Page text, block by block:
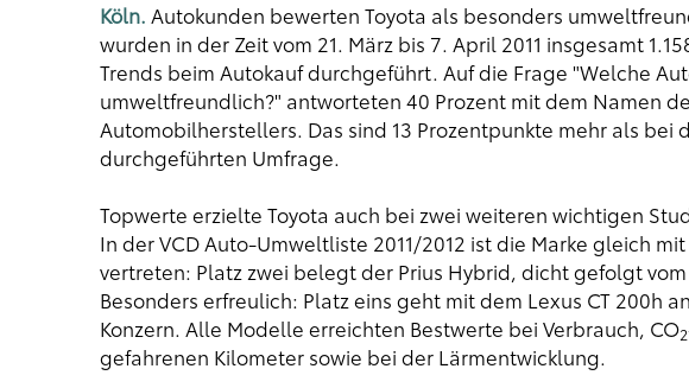
Köln. Autokunden bewerten Toyota als besonders
wurden in der Zeit vom 21. März bis 7. April 2011 insgesamt
Trends beim Autokauf durchgeführt. Auf die Frage "Welche
umweltfreundlich?" antworteten 40 Prozent mit dem Namen
Automobilherstellers. Das sind 13 Prozentpunkte mehr als bei
durchgeführten Umfrage.
Topwerte erzielte Toyota auch bei zwei weiteren wichtigen
In derVCD Auto-Umweltliste 2011/2012 ist die Marke gleich
vertreten: Platz zwei belegt der Prius Hybrid, dicht gefolgt vom
Besonders erfreulich: Platz eins geht mit dem Lexus CT 200h
Konzern. Alle Modelle erreichten Bestwerte bei Verbrauch, CO2
gefahrenen Kilometer sowie bei der Lärmentwicklung.